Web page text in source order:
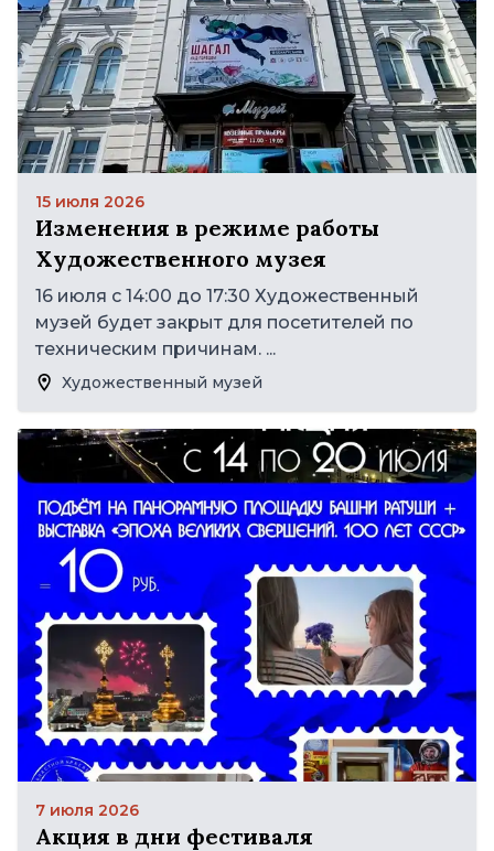
15 июля 2026
Изменения в режиме работы
Художественного музея
16 июля с 14:00 до 17:30 Художественный
музей будет закрыт для посетителей по
техническим причинам. ...
Художественный музей
7 июля 2026
Акция в дни фестиваля